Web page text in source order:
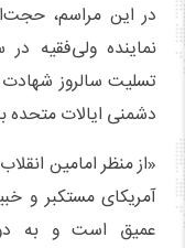
در این مراسم،
نماینده ولی‌فقیه
تسلیت سالروز
دشمنی ایالات متحده
«از منظر امامین
آمریکای مستکبر و
عمیق است و به